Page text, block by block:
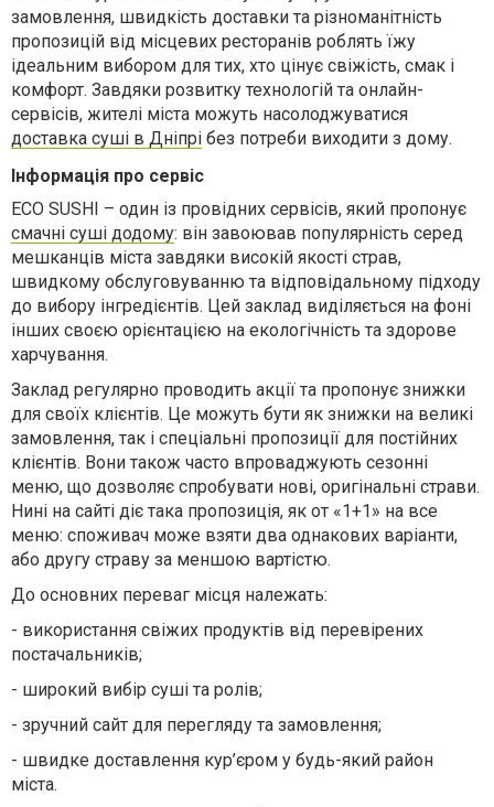
замовлення, швидкість доставки та різноманітність
пропозицій від місцевих ресторанів роблятьїжу
ідеальним вибором для тих, хто цінує свіжість, смак і
комфорт. Завдяки розвитку технологій та онлайн-
сервісів, жителі міста можуть насолоджуватися
доставка суші в Дніпрі без потреби виходити з дому.
Інформація про сервіс
ECO SUSHI – один із провідних сервісів, який пропонує
смачні суші додому: він завоював популярність серед
мешканців міста завдяки високій якості страв,
швидкому обслуговуванню та відповідальному підходу
до вибору інгредієнтів. Цей заклад виділяється на фоні
інших своєю орієнтацією на екологічність та здорове
харчування.
Заклад регулярно проводить акції та пропонує знижки
для своїх клієнтів. Це можуть бути як знижки на великі
замовлення, так і спеціальні пропозиції для постійних
клієнтів. Вони також часто впроваджують сезонні
меню, що дозволяє спробувати нові, оригінальні страви.
Нині на сайті діє така пропозиція, як от «1+1» на все
меню: споживач може взяти два однакових варіанти,
або другу страву за меншою вартістю.
До основних переваг місця належать:
- використання свіжих продуктів від перевірених
постачальників;
- широкий вибір суші та ролів;
- зручний сайт для перегляду та замовлення;
- швидке доставлення кур’єром у будь-який район
міста.